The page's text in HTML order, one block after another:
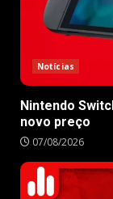
Notícias
Nintendo
novo preço
07/08/2026